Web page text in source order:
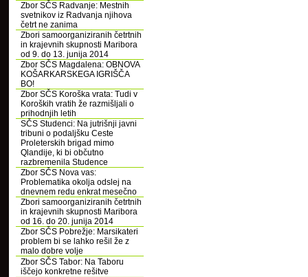
Zbor SČS Radvanje: Mestnih
svetnikov iz Radvanja njihova
četrt ne zanima
Zbori samoorganiziranih četrtnih
in krajevnih skupnosti Maribora
od 9. do 13. junija 2014
Zbor SČS Magdalena: OBNOVA
KOŠARKARSKEGA IGRIŠČA
BO!
Zbor SČS Koroška vrata: Tudi v
Koroških vratih že razmišljali o
prihodnjih letih
SČS Studenci: Na jutrišnji javni
tribuni o podaljšku Ceste
Proleterskih brigad mimo
Qlandije, ki bi občutno
razbremenila Studence
Zbor SČS Nova vas:
Problematika okolja odslej na
dnevnem redu enkrat mesečno
Zbori samoorganiziranih četrtnih
in krajevnih skupnosti Maribora
od 16. do 20. junija 2014
Zbor SČS Pobrežje: Marsikateri
problem bi se lahko rešil že z
malo dobre volje
Zbor SČS Tabor: Na Taboru
iščejo konkretne rešitve